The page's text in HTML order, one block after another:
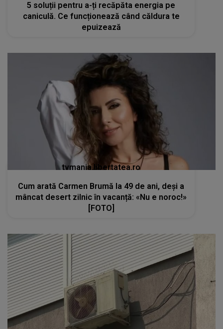
5 soluții pentru a-ți recăpăta energia pe
caniculă. Ce funcționează când căldura te
epuizează
tvmania.libertatea.ro
Cum arată Carmen Brumă la 49 de ani, deși a
mâncat desert zilnic în vacanță: «Nu e noroc!»
[FOTO]